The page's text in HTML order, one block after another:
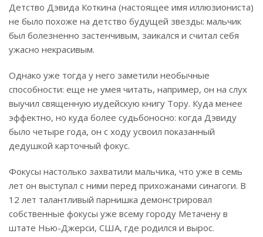
Детство Дэвида Коткина (настоящее имя иллюзиониста)
не было похоже на детство будущей звезды: мальчик
был болезненно застенчивым, заикался и считал себя
ужасно некрасивым.
Однако уже тогда у него заметили необычные
способности: еще не умея читать, например, он на слух
выучил священную иудейскую книгу Тору. Куда менее
эффектно, но куда более судьбоносно: когда Дэвиду
было четыре года, он с ходу усвоил показанный
дедушкой карточный фокус.
Фокусы настолько захватили мальчика, что уже в семь
лет он выступал с ними перед прихожанами синагоги. В
12 лет талантливый парнишка демонстрировал
собственные фокусы уже всему городу Метачену в
штате Нью-Джерси, США, где родился и вырос.